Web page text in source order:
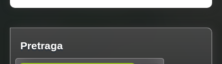
Pretraga